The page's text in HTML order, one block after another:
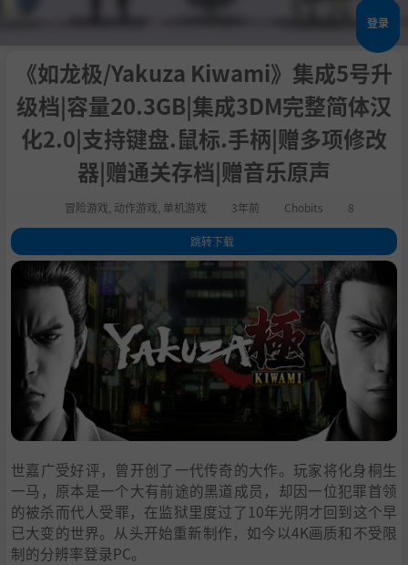
登录
《如龙极/Yakuza Kiwami》集成5号升
级档|容量20.3GB|集成3DM完整简体汉
化2.0|支持键盘.鼠标.手柄|赠多项修改
器|赠通关存档|赠音乐原声
冒险游戏 动作游戏 单机游戏 3年前 Chobits 8
跳转下载
1.关于这款游戏
2.“极”是终极的意思。
.
系统需求
4.支持作者
学习下载
世嘉广受好评，曾开创了一代传奇的大作。玩家将化身桐生
一马，原本是一个大有前途的黑道成员，却因一位犯罪首领
的被杀而代人受罪，在监狱里度过了10年光阴才回到这个早
已大变的世界。从头开始重新制作，如今以4K画质和不受限
制的分辨率登录PC。